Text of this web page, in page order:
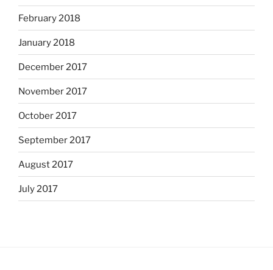
February 2018
January 2018
December 2017
November 2017
October 2017
September 2017
August 2017
July 2017